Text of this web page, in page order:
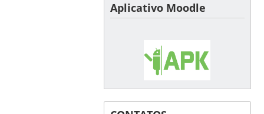
Aplicativo Moodle